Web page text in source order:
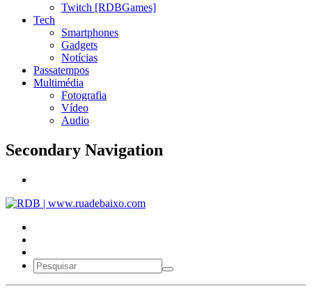
Twitch [RDBGames]
Tech
Smartphones
Gadgets
Notícias
Passatempos
Multimédia
Fotografia
Vídeo
Audio
Secondary Navigation